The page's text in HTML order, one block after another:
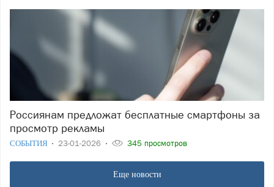
Россиянам предложат бесплатные смартфоны за
просмотр рекламы
СОБЫТИЯ 23-01-2026 345 просмотров
Еще новости